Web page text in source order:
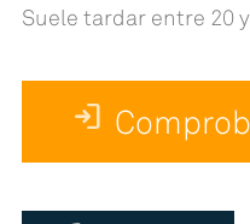
Suele tardar entre 20
login